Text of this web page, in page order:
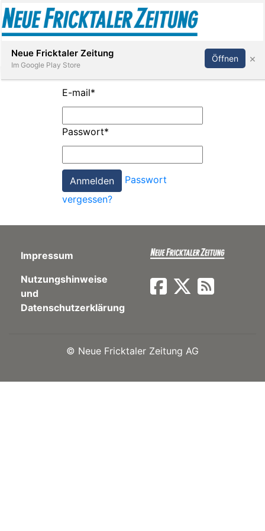
Paper
App
Abonnieren Anmelden
E-mail*
Passwort*
Passwort
vergessen?
Impressum
Nutzungshinweise
und
Datenschutzerklärung
© Neue Fricktaler Zeitung AG
Neue Fricktaler Zeitung
Im Google Play Store
Öffnen ×